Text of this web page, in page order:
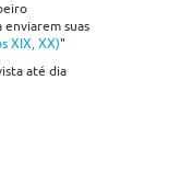
enviarem suas
XIX, XX)"
até dia